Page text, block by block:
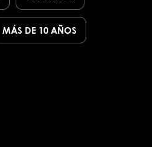
MÁS DE 10 AÑOS